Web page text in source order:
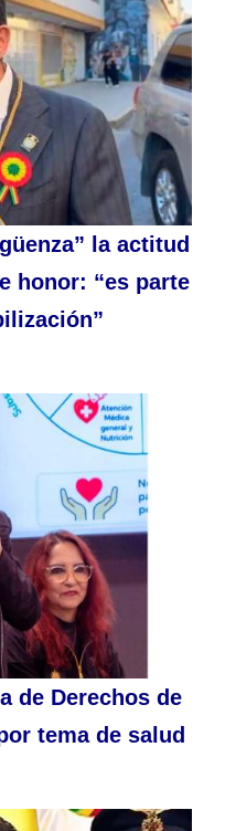
la actitud
honor: “es parte
de Derechos de
tema de salud